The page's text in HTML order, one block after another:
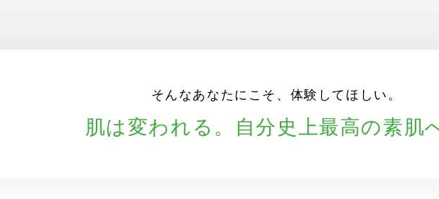
そんなあなたにこそ、 体験してほしい。
肌は変われる。 自分史上最高の素肌